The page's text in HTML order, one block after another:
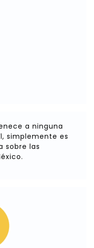
a ninguna
simplemente es
sobre las